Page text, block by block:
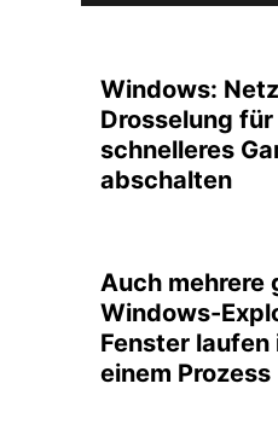
Windows:
Drosselung für
schnelleres
abschalten
Auch mehrere
Windows-
Fenster laufen
einem Prozess